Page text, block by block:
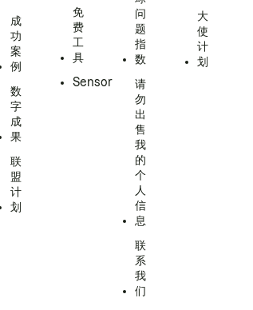
成
功
案
例
数
字
成
果
联
盟
计
划
免
费
工
具
Sensor
问
题
指
数
请
勿
出
售
我
的
个
人
信
息
联
系
我
们
大
使
计
划